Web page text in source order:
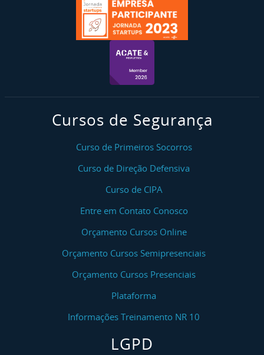
Cursos de Segurança
Curso de Primeiros Socorros
Curso de Direção Defensiva
Curso de CIPA
Entre em Contato Conosco
Orçamento Cursos Online
Orçamento Cursos Semipresenciais
Orçamento Cursos Presenciais
Plataforma
Informações Treinamento NR 10
LGPD